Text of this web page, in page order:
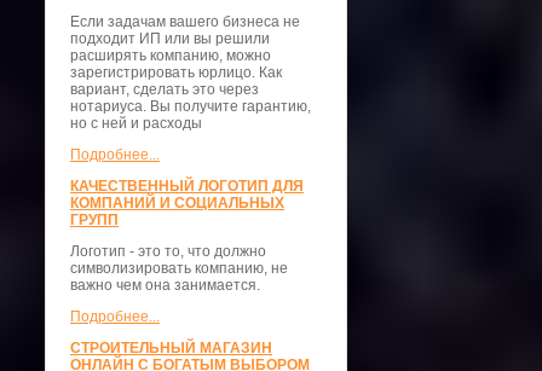
Если задачам вашего бизнеса не
подходит ИП или вы решили
расширять компанию, можно
зарегистрировать юрлицо. Как
вариант, сделать это через
нотариуса. Вы получите гарантию,
но с ней и расходы
Подробнее...
КАЧЕСТВЕННЫЙ ЛОГОТИП ДЛЯ
КОМПАНИЙ И СОЦИАЛЬНЫХ
ГРУПП
Логотип - это то, что должно
символизировать компанию, не
важно чем она занимается.
Подробнее...
СТРОИТЕЛЬНЫЙ МАГАЗИН
ОНЛАЙН С БОГАТЫМ ВЫБОРОМ